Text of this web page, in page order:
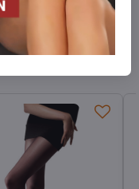
WhatsApp